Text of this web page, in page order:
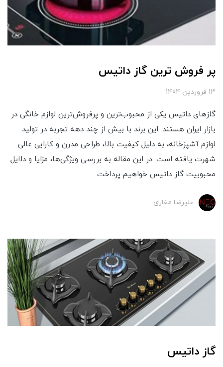
پر فروش ترین گاز داتیس
13 فروردین 1404
گازهای داتیس یکی از محبوب‌ترین و پرفروش‌ترین لوازم خانگی در
بازار ایران هستند. این برند با بیش از چند دهه تجربه در تولید
لوازم آشپزخانه، به دلیل کیفیت بالا، طراحی مدرن و کارایی عالی
شهرت یافته است. در این مقاله به بررسی ویژگی‌ها، مزایا و دلایل
محبوبیت گاز داتیس خواهیم پرداخت.
علیرضا مغاری
گاز داتیس